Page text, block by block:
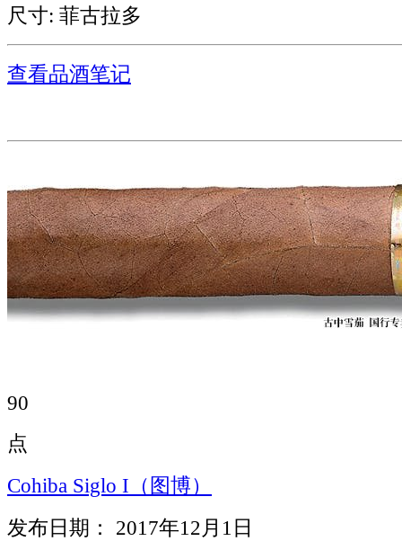
尺寸: 菲古拉多
查看品酒笔记
90
点
Cohiba Siglo I（图博）
发布日期： 2017年12月1日